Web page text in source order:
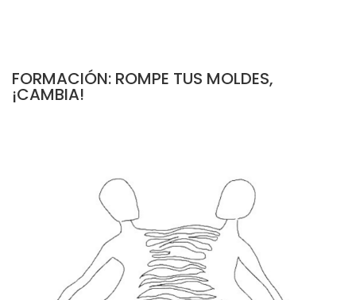
FORMACIÓN: ROMPE TUS MOLDES,
¡CAMBIA!